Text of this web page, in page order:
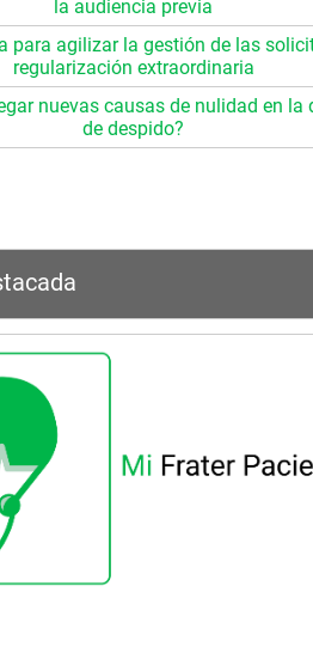
la audiencia previa
para agilizar la gestión de las
regularización extraordinaria
nuevas causas de nulidad en la
de despido?